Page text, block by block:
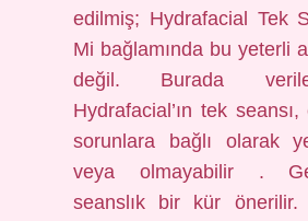
edilmiş; Hydrafacial Tek
Mi bağlamında bu yeterli
değil. Burada
Hydrafacial’ın tek
sorunlara bağlı olarak
veya olmayabilir .
seanslık bir kür